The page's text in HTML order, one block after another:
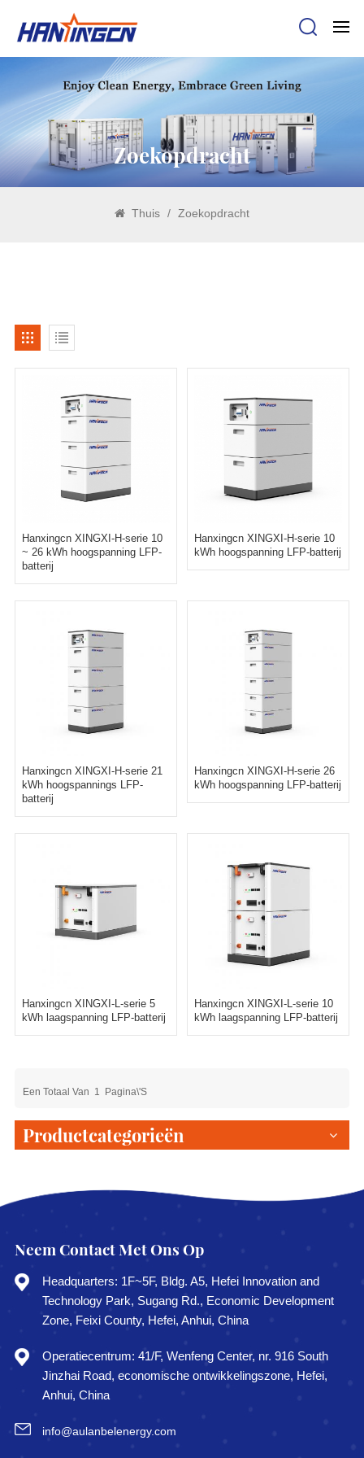
Zoekopdracht
Thuis / Zoekopdracht
Hanxingcn XINGXI-H-serie 10
~ 26 kWh hoogspanning LFP-
batterij
Hanxingcn XINGXI-H-serie 10
kWh hoogspanning LFP-batterij
Hanxingcn XINGXI-H-serie 21
kWh hoogspannings LFP-
batterij
Hanxingcn XINGXI-H-serie 26
kWh hoogspanning LFP-batterij
Hanxingcn XINGXI-L-serie 5
kWh laagspanning LFP-batterij
Hanxingcn XINGXI-L-serie 10
kWh laagspanning LFP-batterij
Een Totaal Van 1 Pagina\'s
Productcategorieën
Neem Contact Met Ons Op
Headquarters: 1F~5F, Bldg. A5, Hefei Innovation and
Technology Park, Sugang Rd., Economic Development
Zone, Feixi County, Hefei, Anhui, China
Operatiecentrum: 41/F, Wenfeng Center, nr. 916 South
Jinzhai Road, economische ontwikkelingszone, Hefei,
Anhui, China
info@aulanbelenergy.com